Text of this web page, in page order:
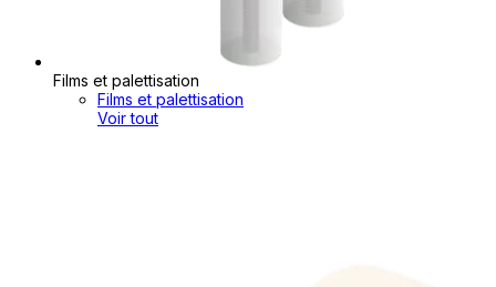
Films et palettisation
Films et palettisation
Voir tout